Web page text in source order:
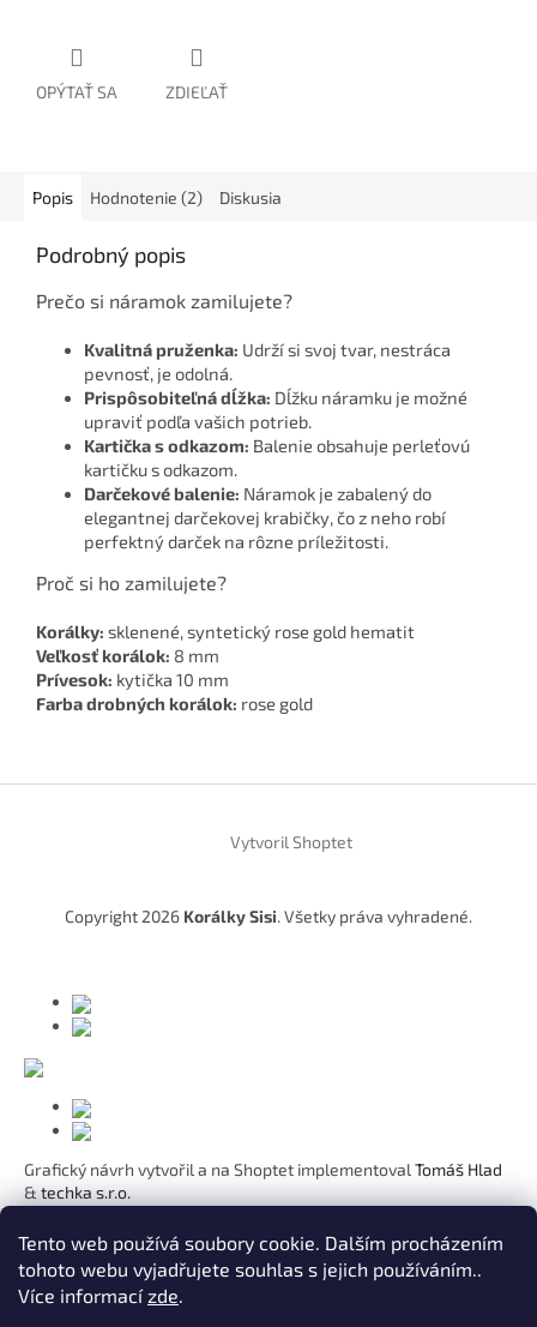
Tento web používá soubory cookie. Dalším procházením
tohoto webu vyjadřujete souhlas s jejich používáním..
Více informacízde.
OPÝTAŤ SA ZDIEĽAŤ
Popis Hodnotenie (2) Diskusia
Podrobný popis
Prečo si náramok zamilujete?
Kvalitná pruženka: Udrží si svoj tvar, nestráca
pevnosť, je odolná.
Prispôsobiteľná dĺžka: Dĺžku náramku je možné
upraviť podľa vašich potrieb.
Kartička s odkazom: Balenie obsahuje perleťovú
kartičku s odkazom.
Darčekové balenie: Náramok je zabalený do
elegantnej darčekovej krabičky, čo z neho robí
perfektný darček na rôzne príležitosti.
Proč si ho zamilujete?
Korálky: sklenené, syntetický rose gold hematit
Veľkosť korálok: 8 mm
Prívesok: kytička 10 mm
Farba drobných korálok: rose gold
Vytvoril Shoptet
Copyright 2026 Korálky Sisi. Všetky práva vyhradené.
Grafický návrh vytvořil a na Shoptet implementoval Tomáš Hlad
& techka s.r.o.
Koho chcete obdarovat?
Pre mamičku
Pre moju lásku